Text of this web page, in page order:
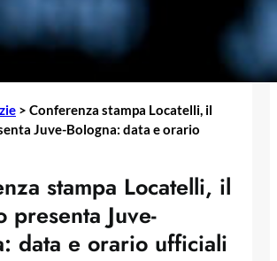
> Conferenza stampa Locatelli, il
Juve-Bologna: data e orario
stampa Locatelli, il
presenta Juve-
data e orario ufficiali